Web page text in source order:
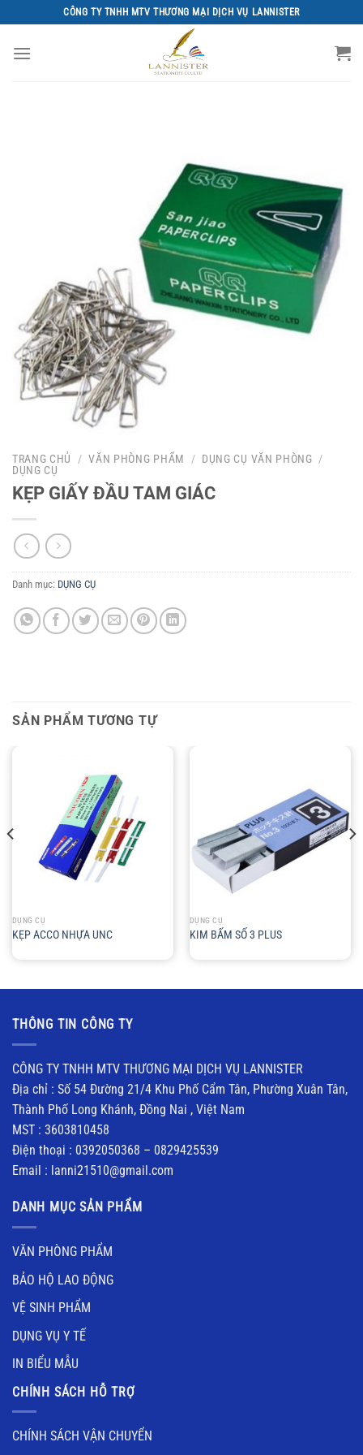
đến
nội
CÔNG TY TNHH MTV THƯƠNG MẠI DỊCH VỤ LANNISTER
TRANG CHỦ / VĂN PHÒNG PHẨM / DỤNG CỤ VĂN PHÒNG /
DỤNG CỤ
KẸP GIẤY ĐẦU TAM GIÁC
Danh mục: DỤNG CỤ
SẢN PHẨM TƯƠNG TỰ
DỤNG CỤ
KẸP ACCO NHỰA UNC
DỤNG CỤ
KIM BẤM SỐ 3 PLUS
THÔNG TIN CÔNG TY
CÔNG TY TNHH MTV THƯƠNG MẠI DỊCH VỤ LANNISTER
Địa chỉ : Số 54 Đường 21/4 Khu Phố Cẩm Tân, Phường Xuân Tân,
Thành Phố Long Khánh, Đồng Nai , Việt Nam
MST : 3603810458
Điện thoại : 0392050368 – 0829425539
Email : lanni21510@gmail.com
DANH MỤC SẢN PHẨM
VĂN PHÒNG PHẨM
BẢO HỘ LAO ĐỘNG
VỆ SINH PHẨM
DỤNG VỤ Y TẾ
IN BIỂU MẪU
CHÍNH SÁCH HỖ TRỢ
CHÍNH SÁCH VẬN CHUYỂN